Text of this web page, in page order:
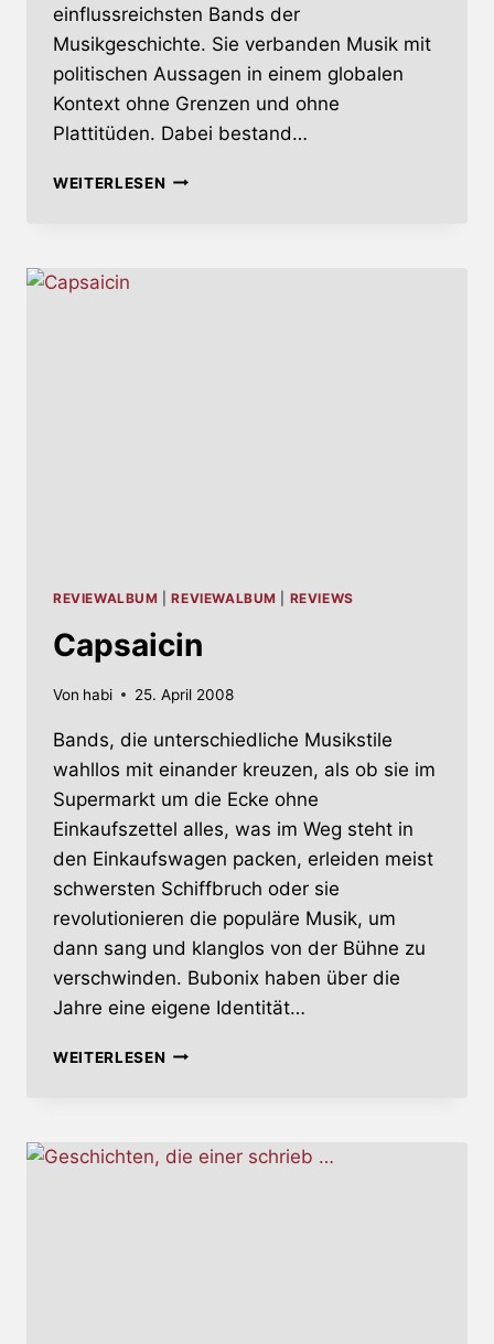
einflussreichsten Bands der
Musikgeschichte. Sie verbanden Musik mit
politischen Aussagen in einem globalen
Kontext ohne Grenzen und ohne
Plattitüden. Dabei bestand…
WEITERLESENCOMPLETE
REVIEWALBUM |REVIEWALBUM REVIEWS
Capsaicin
Von habi 25. April 2008
Bands, die unterschiedliche Musikstile
wahllos mit einander kreuzen, als ob sie im
Supermarkt um die Ecke ohne
Einkaufszettel alles, was im Weg steht in
den Einkaufswagen packen, erleiden meist
schwersten Schiffbruch oder sie
revolutionieren die populäre Musik, um
dann sang und klanglos von der Bühne zu
verschwinden. Bubonix haben über die
Jahre eine eigene Identität…
WEITERLESENCAPSAICIN